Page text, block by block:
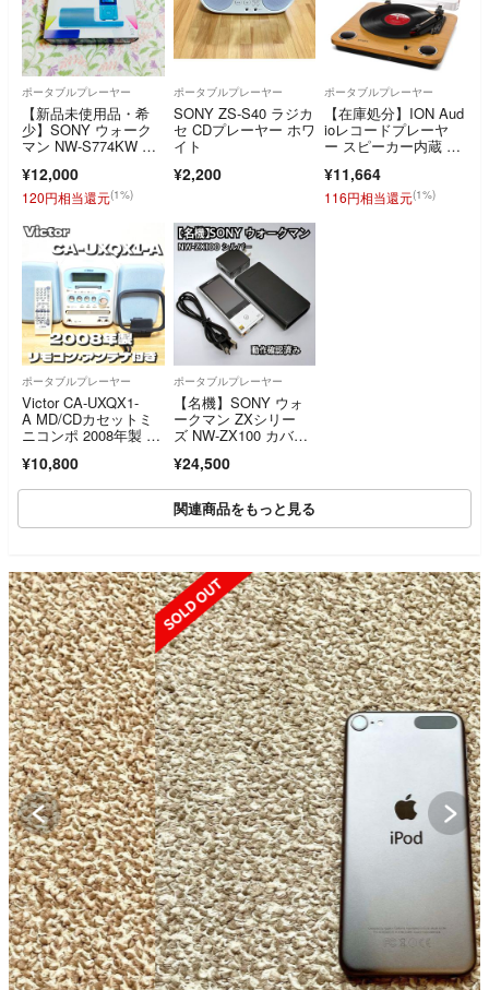
ポータブルプレーヤー
【新品未使用品・希
少】SONY ウォーク
マン NW-S774KW ホ
¥12,000
120円相当還元(1%)
ポータブルプレーヤー
SONY ZS-S40 ラジカ
セ CDプレーヤー ホワ
イト
¥2,200
ポータブルプレーヤー
【在庫処分】ION Aud
ioレコードプレーヤ
ー スピーカー内蔵 US
¥11,664
116円相当還元(1%)
ポータブルプレーヤー
Victor CA-UXQX1-
A MD/CDカセットミ
ニコンポ 2008年製 ビ
テナ付き
¥10,800
ポータブルプレーヤー
【名機】SONY ウォ
ークマン ZXシリー
ズ NW-ZX100 カバー
¥24,500
関連商品をもっと見る
SOLD OUT